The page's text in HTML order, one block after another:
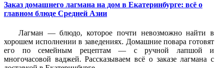
Заказ домашнего лагмана на дом в Екатеринбурге: всё о
главном блюде Средней Азии
Лагман — блюдо, которое почти невозможно найти в
хорошем исполнении в заведениях. Домашние повара готовят
его по семейным рецептам — с ручной лапшой и
многочасовой ваджей. Рассказываем всё о заказе лагмана с